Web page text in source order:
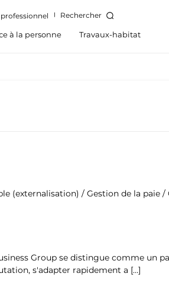
Rechercher
à la personne Travaux-habitat
(externalisation) / Gestion de la paie
Group se distingue comme un
s'adapter rapidement a […]